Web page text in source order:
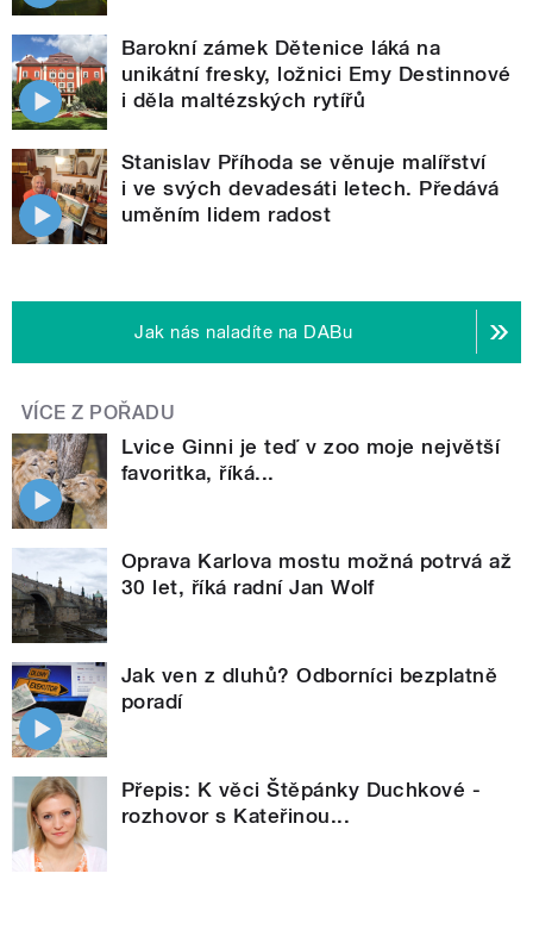
Barokní zámek Dětenice láká na
unikátní fresky, ložnici Emy Destinnové
i děla maltézských rytířů
Stanislav Příhoda se věnuje malířství
i ve svých devadesáti letech. Předává
uměním lidem radost
Jak nás naladíte na DABu
VÍCE Z POŘADU
Lvice Ginni je teď v zoo moje největší
favoritka, říká...
Oprava Karlova mostu možná potrvá až
30 let, říká radní Jan Wolf
Jak ven z dluhů? Odborníci bezplatně
poradí
Přepis: K věci Štěpánky Duchkové -
rozhovor s Kateřinou...